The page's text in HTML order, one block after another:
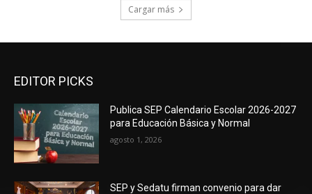
Cargar más
EDITOR PICKS
Publica SEP Calendario Escolar 2026-2027
para Educación Básica y Normal
agosto 1, 2026
SEP y Sedatu firman convenio para dar